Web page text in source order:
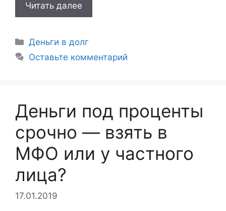
Читать далее
Рубрики
Деньги в долг
Оставьте комментарий
Деньги под проценты
срочно — взять в
МФО или у частного
лица?
17.01.2019